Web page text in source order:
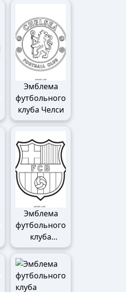
Эмблема
футбольного
клуба Челси
Эмблема
футбольного
клуба
Барселоны